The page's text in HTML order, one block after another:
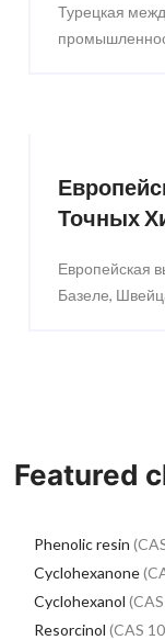
Турецкая
Точных
Европейская
Базеле,
Featured
Phenolic resin
Cyclohexanone
Cyclohexanol
Resorcinol (CAS